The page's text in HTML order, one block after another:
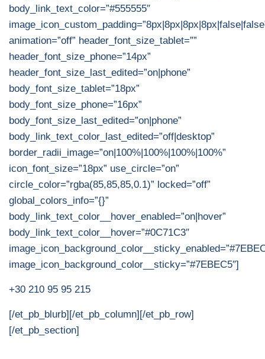
body_link_text_color=”#555555″
animation=”off” header_font_size_tablet=””
header_font_size_phone=”14px”
header_font_size_last_edited=”on|phone”
body_font_size_tablet=”18px”
body_font_size_phone=”16px”
body_font_size_last_edited=”on|phone”
body_link_text_color_last_edited=”off|desktop”
border_radii_image=”on|100%|100%|100%|100%”
icon_font_size=”18px” use_circle=”on”
circle_color=”rgba(85,85,85,0.1)” locked=”off”
global_colors_info=”{}”
body_link_text_color__hover_enabled=”on|hover”
body_link_text_color__hover=”#0C71C3″
image_icon_background_color__sticky=”#7EBEC5″]
+30 210 95 95 215
[/et_pb_blurb][/et_pb_column][/et_pb_row]
[/et_pb_section]